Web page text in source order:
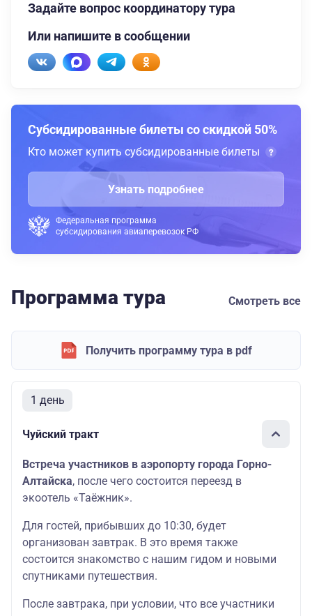
Задайте вопрос координатору тура
Или напишите в сообщении
Субсидированные билеты со скидкой 50%
Кто может купить субсидированные билеты
Узнать подробнее
Федеральная программа
субсидирования авиаперевозок РФ
Программа тура Смотреть все
Получить программу тура в pdf
1 день
Чуйский тракт
Встреча участников в аэропорту города Горно-
Алтайска, после чего состоится переезд в
экоотель «Таёжник».
Для гостей, прибывших до 10:30, будет
организован завтрак. В это время также
состоится знакомство с нашим гидом и новыми
спутниками путешествия.
После завтрака, при условии, что все участники